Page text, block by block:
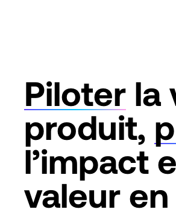
Piloter la
produit,
l’impact
valeur